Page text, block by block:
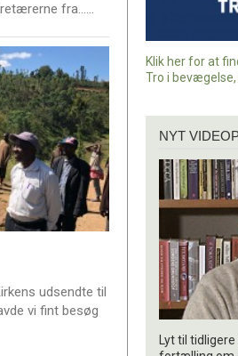
fra……
s
e
r
e
udsendte til
vi fint besøg
Klik her for at
Tro i
videoportræt
NYT
Lyt til